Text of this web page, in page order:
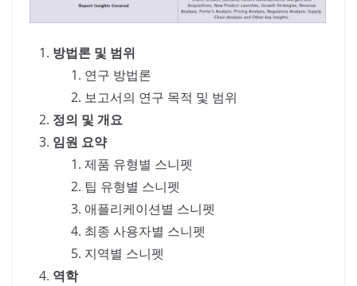
방법론 및 범위
연구 방법론
보고서의 연구 목적 및 범위
정의 및 개요
임원 요약
제품 유형별 스니펫
팁 유형별 스니펫
애플리케이션별 스니펫
최종 사용자별 스니펫
지역별 스니펫
역학